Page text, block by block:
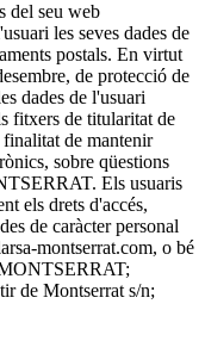
seu web
les seves dades de
postals. En virtut
de protecció de
dades de l'usuari
fitxers de titularitat de
de mantenir
sobre qüestions
Els usuaris
els drets d'accés,
de caràcter personal
montserrat.com, o bé
de Montserrat s/n;